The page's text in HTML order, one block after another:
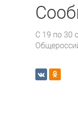
С 19 по 30